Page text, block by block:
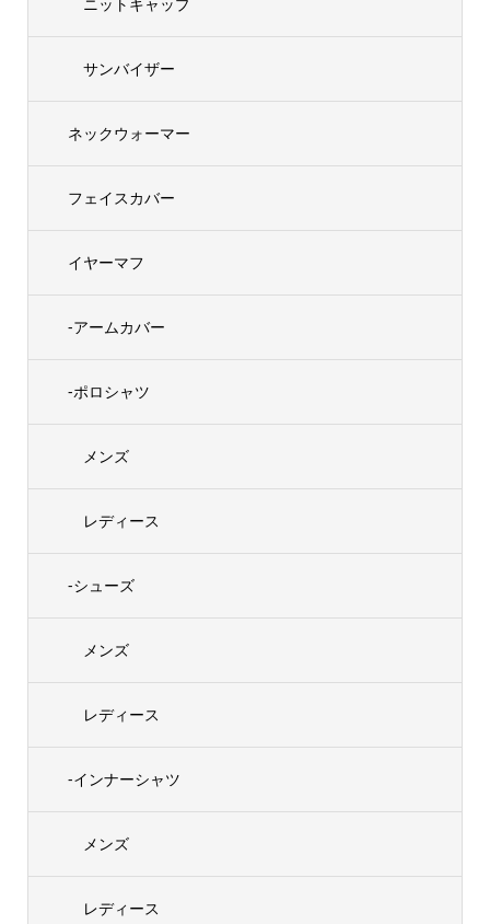
ニットキャップ
サンバイザー
ネックウォーマー
フェイスカバー
イヤーマフ
-アームカバー
-ポロシャツ
メンズ
レディース
-シューズ
メンズ
レディース
-インナーシャツ
メンズ
レディース